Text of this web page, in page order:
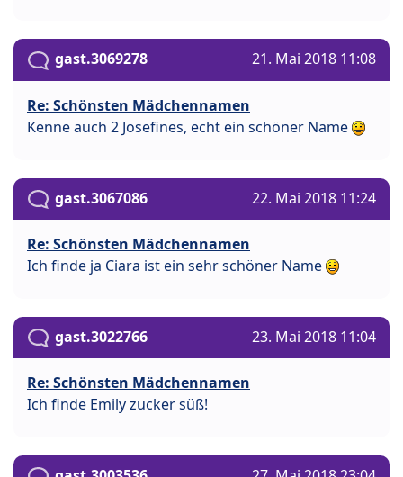
gast.3069278 21. Mai 2018 11:08
Re: Schönsten Mädchennamen
Kenne auch 2 Josefines, echt ein schöner Name
gast.3067086 22. Mai 2018 11:24
Re: Schönsten Mädchennamen
Ich finde ja Ciara ist ein sehr schöner Name
gast.3022766 23. Mai 2018 11:04
Re: Schönsten Mädchennamen
Ich finde Emily zucker süß!